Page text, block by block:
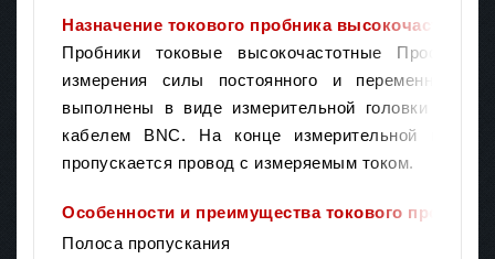
Назначение токового пробника
Пробники токовые высокочастотные ПрофКиП
измерения силы постоянного и переменного
выполнены в виде измерительной головки и
кабелем BNC. На конце измерительной
пропускается провод с измеряемым током.
Особенности и преимущества токового
Полоса пропускания